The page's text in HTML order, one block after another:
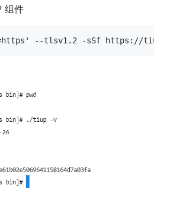
组件
--tlsv1.2 -sSf https://tiup-